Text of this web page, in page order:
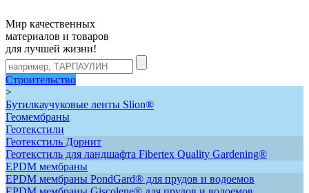
Мир качественных
материалов и товаров
для лучшей жизни!
Строительство
>
Бутилкаучуковые ленты Slion®
Геомембраны
Геотекстили
Геотекстиль Дорнит
Геотекстиль для ландшафта Fibertex Quality Gardening®
ЕРDM мембраны
EPDM мембраны PondGard® для прудов и водоемов